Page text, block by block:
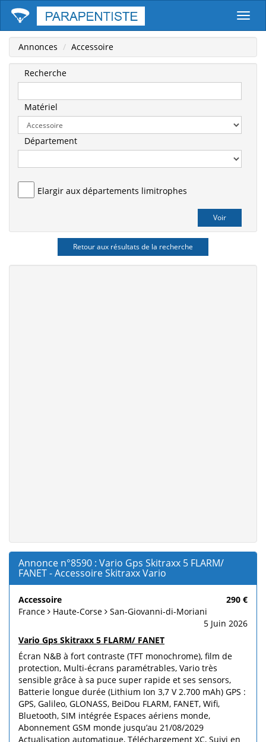
Annonces Accessoire
Recherche
Matériel
Département
Elargir aux départements limitrophes
Retour aux résultats de la recherche
Annonce n°8590 : Vario Gps Skitraxx 5 FLARM/
FANET - Accessoire Skitraxx Vario
Accessoire
290 €
France
Haute-Corse
San-Giovanni-di-Moriani
5 Juin 2026
Vario Gps Skitraxx 5 FLARM/ FANET
Écran N&B à fort contraste (TFT monochrome), film de
protection, Multi-écrans paramétrables, Vario très
sensible grâce à sa puce super rapide et ses sensors,
Batterie longue durée (Lithium Ion 3,7 V 2.700 mAh) GPS :
GPS, Galileo, GLONASS, BeiDou FLARM, FANET, Wifi,
Bluetooth, SIM intégrée Espaces aériens monde,
Abonnement GSM monde jusqu’au 21/08/2029
Actualisation automatique, Téléchargement XC, Suivi en